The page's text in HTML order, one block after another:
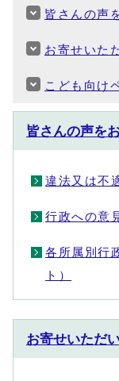
皆さんの声
お寄せいた
こども向け
皆さんの声を
違法又は不
行政への意
各所属別行
ト）
お寄せいただ